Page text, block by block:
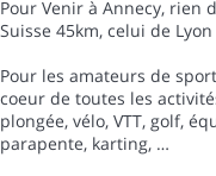
Pour Venir à Annecy, rien
Suisse 45km, celui de
Pour les amateurs de
coeur de toutes les
plongée, vélo, VTT, golf,
parapente, karting, …